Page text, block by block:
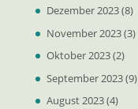
Dezember 2023(8)
November 2023(3)
Oktober 2023(2)
September 2023(9)
August 2023(4)